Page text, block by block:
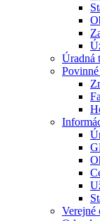
Úradná
Verejné